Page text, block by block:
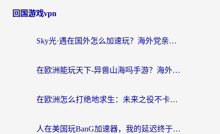
回国游戏vpn
Sky光·遇在国外怎么加速玩？海外党亲测有效的国服游戏加速指南
在欧洲能玩天下-异兽山海吗手游？海外玩家的加速器生存指南
在欧洲怎么打绝地求生：未来之役不卡？留学生亲测的加速器避坑指南
人在美国玩BanG加速器，我的延迟终于绿了